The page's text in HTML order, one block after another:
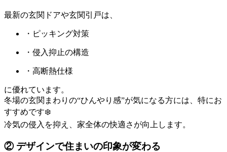
最新の玄関ドアや玄関引戸は、
・ピッキング対策
・侵入抑止の構造
・高断熱仕様
に優れています。
冬場の玄関まわりの“ひんやり感”が気になる方には、特にお
すすめです❄️
冷気の侵入を抑え、家全体の快適さが向上します。
② デザインで住まいの印象が変わる